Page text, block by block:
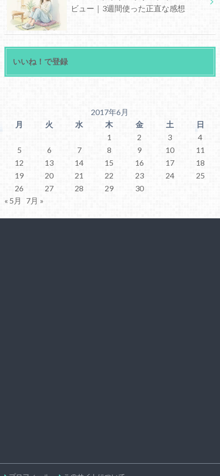
ビュー｜3週間使った正直な感想
いいね！で登録
2017年6月
月
火 水 木 金 土
日
1
2 3
4
5
6 7 8 9 10
11
12
13 14 15 16 17
18
19
20 21 22 23 24
25
26
27 28 29
30
« 5月
7月 »